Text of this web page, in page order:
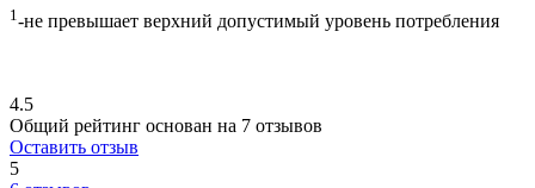
1 -не превышает верхний допустимый уровень потребления
4.5
Общий рейтинг основан на 7 отзывов
Оставить отзыв
5